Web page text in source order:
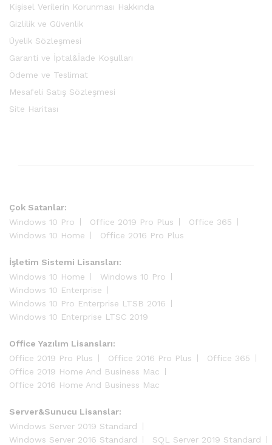
Kişisel Verilerin Korunması Hakkında
Gizlilik ve Güvenlik
Üyelik Sözleşmesi
Garanti ve İptal&İade Koşulları
Ödeme ve Teslimat
Mesafeli Satış Sözleşmesi
Site Haritası
Çok Satanlar:
Windows 10 Pro
Office 2019 Pro Plus
Office 365
Windows 10 Home
Office 2016 Pro Plus
İşletim Sistemi Lisansları:
Windows 10 Home
Windows 10 Pro
Windows 10 Enterprise
Windows 10 Pro Enterprise LTSB 2016
Windows 10 Enterprise LTSC 2019
Office Yazılım Lisansları:
Office 2019 Pro Plus
Office 2016 Pro Plus
Office 365
Office 2019 Home And Business Mac
Office 2016 Home And Business Mac
Server&Sunucu Lisanslar:
Windows Server 2019 Standard
Windows Server 2016 Standard
SQL Server 2019 Standard